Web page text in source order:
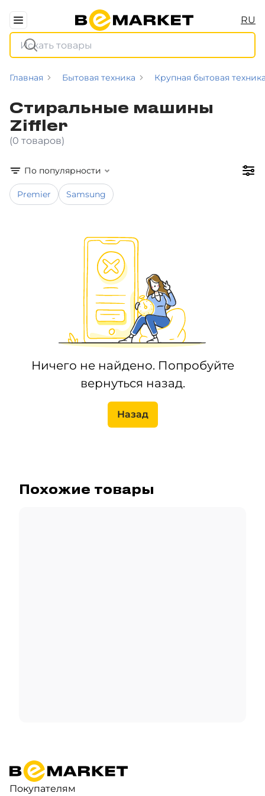
RU
Главная Бытовая техника Крупная бытовая
Стиральные машины
Ziffler
(0 товаров)
По популярности
Premier Samsung
Ничего не найдено. Попробуйте
вернуться назад.
Назад
Похожие товары
Покупателям